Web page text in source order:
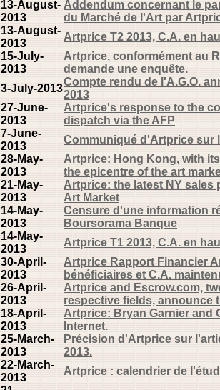
13-August-
2013
Addendum concernant le
du Marché de l'Art par
13-August-
2013
Artprice T2 2013, C.A. en
15-July-
2013
Artprice, conformément au
demande une enquête.
3-July-2013
Compte rendu de l'A.G.O.
2013
27-June-
2013
Artprice's response to the
dispatch via the AFP
7-June-
2013
Communiqué d'Artprice sur
28-May-
2013
Artprice: Hong Kong, with
the epicentre of the art
21-May-
2013
Artprice: the latest NY
Art Market
14-May-
2013
Censure d'une information
Boursorama Banque
14-May-
2013
Artprice T1 2013, C.A. en
30-April-
2013
Artprice Rapport Financier
bénéficiaires et C.A.
26-April-
2013
Artprice and Escrow.com,
respective fields, announce
18-April-
2013
Artprice: Bryan Garnier and
Internet.
25-March-
2013
Précision d'Artprice sur
2013.
22-March-
2013
Artprice : calendrier de